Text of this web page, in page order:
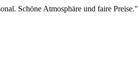
Schöne Atmosphäre und faire Preise."